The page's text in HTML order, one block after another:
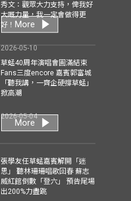
秀文：觀眾大力支持，俾我好
大嘅力量，我一定會做得更
好！
2026-05-10
More
草蜢40周年演唱會圓滿結束
Fans三度encore 嘉賓郭富城
「聽我講，一齊企硬撐草蜢」
掀高潮
2026-05-04
More
張學友任草蜢嘉賓解開「迷
思」 聽林珊珊唱歌回春 蘇志
威紅館倒數「登六」 預告尾場
出200%力盡跳